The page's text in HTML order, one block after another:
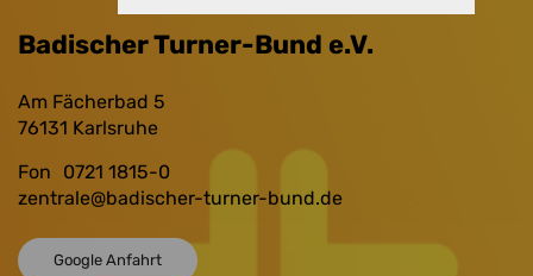
Badischer Turner-Bund e.V.
Am Fächerbad 5
76131 Karlsruhe
Fon
0721 1815-0
zentrale@badischer-turner-bund.de
Google Anfahrt